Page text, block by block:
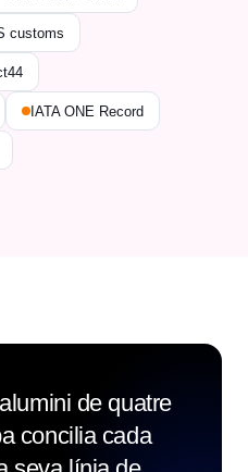
customs
IATA ONE Record
de quatre
concilia cada